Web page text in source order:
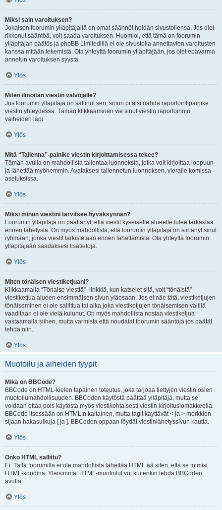
Miksi sain varoituksen?
Jokaisen foorumin ylläpitäjällä on omat säännöt heidän sivustollensa. Jos olet
rikkonut sääntöä, voit saada varoituksen. Huomioi, että tämä on foorumin
ylläpitäjän päätös ja phpBB Limitedillä ei ole sivustolla annettavien varoitusten
kanssa mitään tekemistä. Ota yhteyttä foorumin ylläpitäjään, jos olet epävarma
annetun varoituksen syystä.
Ylös
Miten ilmoitan viestin valvojalle?
Jos foorumin ylläpitäjä on sallinut sen, sinun pitäisi nähdä raportointipainike
viestin yhteydessä. Tämän klikkaaminen vie sinut viestin raportoinnin
vaiheiden läpi.
Ylös
Mitä “Tallenna”-painike viestin kirjoittamisessa tekee?
Tämän avulla on mahdollista tallentaa luonnoksia, jotka voit kirjoittaa loppuun
ja lähettää myöhemmin. Avataksesi tallennetun luonnoksen, vieraile komissa
asetuksissa.
Ylös
Miksi minun viestini tarvitsee hyväksynnän?
Foorumin ylläpitäjä on päättänyt, että viestit kyseiselle alueelle tulee tarkastaa
ennen lähetystä. On myös mahdollista, että foorumin ylläpitäjä on siirtänyt sinut
ryhmään, jonka viestit tarkistetaan ennen lähettämistä. Ota yhteyttä foorumin
ylläpitäjään saadaksesi lisätietoja.
Ylös
Miten tönäisen viestiketjuani?
Klikkaamalla “Tönaise viestiä” -linkkiä, kun katselet sitä, voit “tönäistä”
viestiketjua alueen ensimmäisen sivun yläosaan. Jos et näe tätä, viestiketjujen
tönäiseminen ei ole sallittua tai aika joka viestiketjujen tönäisemisen välillä
vaaditaan ei ole vielä kulunut. On myös mahdollista nostaa viestiketjua
vastaamalla siihen, mutta varmista että noudatat foorumin sääntöjä jos päätät
tehdä niin.
Ylös
Muotoilu ja aiheiden tyypit
Mikä on BBCode?
BBCode on HTML-kielen tapainen toteutus, joka tarjoaa tiettyjen viestin osien
muotoilumahdollisuuden. BBCoden käytöstä päättää ylläpitäjä, mutta se
voidaan ottaa pois käytöstä myös viestikohtaisesti viestin kirjoituslomakkeella.
BBCode itsessään on HTML:n kaltainen, mutta tagit käyttävät < ja > merkkien
sijaan hakasulkuja [ ja ]. BBCoden oppaan löydät viestinlähetyssivun kautta.
Ylös
Onko HTML sallittu?
Ei. Tällä foorumilla ei ole mahdollista lähettää HTML:ää siten, että se toimisi
HTML-koodina. Yleisimmät HTML-muotoilut voi kuitenkin tehdä BBCoden
avulla.
Ylös